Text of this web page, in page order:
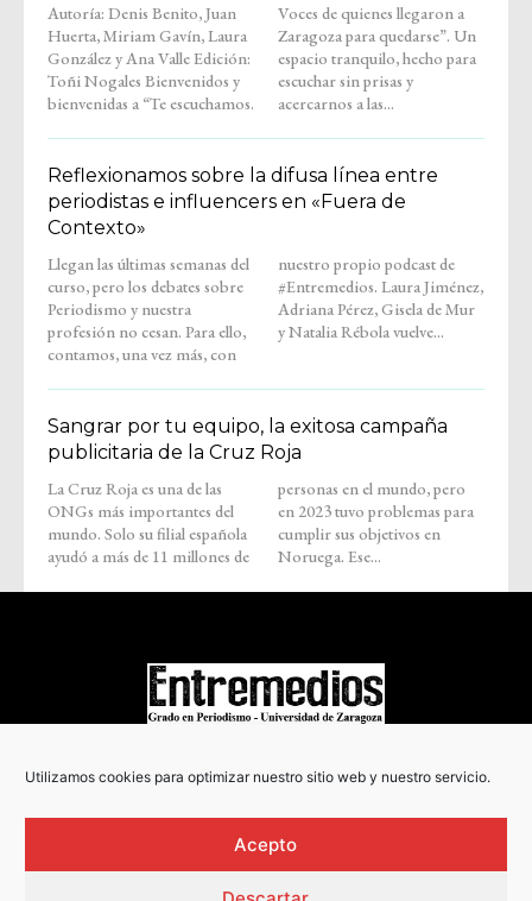
Utilizamos cookies para optimizar nuestro sitio web y nuestro servicio.
Acepto
Autoría: Denis Benito, Juan
Huerta, Miriam Gavín, Laura
González y Ana Valle Edición:
Toñi Nogales Bienvenidos y
bienvenidas a “Te escuchamos.
Voces de quienes llegaron a
Zaragoza para quedarse”. Un
espacio tranquilo, hecho para
escuchar sin prisas y
acercarnos a las...
Reflexionamos sobre la difusa línea entre
periodistas e influencers en «Fuera de
Contexto»
Llegan las últimas semanas del
curso, pero los debates sobre
Periodismo y nuestra
profesión no cesan. Para ello,
contamos, una vez más, con
nuestro propio podcast de
#Entremedios. Laura Jiménez,
Adriana Pérez, Gisela de Mur
y Natalia Rébola vuelve...
Sangrar por tu equipo, la exitosa campaña
publicitaria de la Cruz Roja
La Cruz Roja es una de las
ONGs más importantes del
mundo. Solo su filial española
ayudó a más de 11 millones de
personas en el mundo, pero
en 2023 tuvo problemas para
cumplir sus objetivos en
Noruega. Ese...